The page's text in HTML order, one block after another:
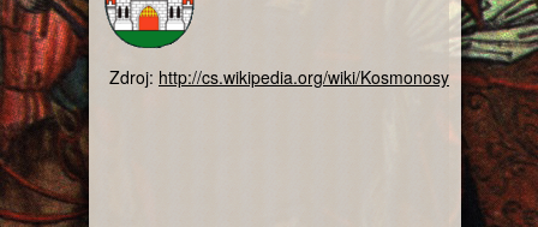
Zdroj: http://cs.wikipedia.org/wiki/Kosmonosy